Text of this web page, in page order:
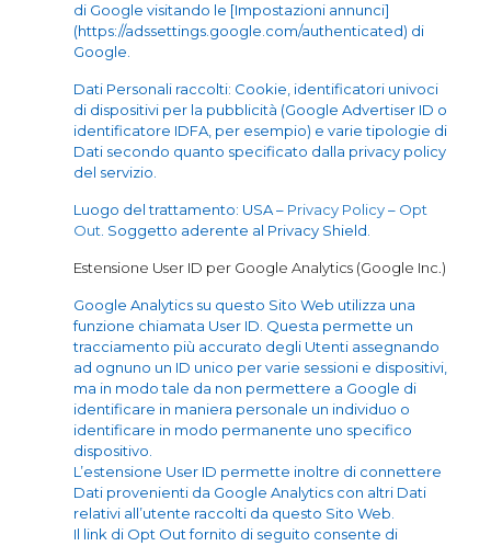
di Google visitando le [Impostazioni annunci]
(https://adssettings.google.com/authenticated) di
Google.
Dati Personali raccolti: Cookie, identificatori univoci
di dispositivi per la pubblicità (Google Advertiser ID o
identificatore IDFA, per esempio) e varie tipologie di
Dati secondo quanto specificato dalla privacy policy
del servizio.
Luogo del trattamento: USA – Privacy Policy– Opt
Out . Soggetto aderente al Privacy Shield.
Estensione User ID per Google Analytics (Google Inc.)
Google Analytics su questo Sito Web utilizza una
funzione chiamata User ID. Questa permette un
tracciamento più accurato degli Utenti assegnando
ad ognuno un ID unico per varie sessioni e dispositivi,
ma in modo tale da non permettere a Google di
identificare in maniera personale un individuo o
identificare in modo permanente uno specifico
dispositivo.
L’estensione User ID permette inoltre di connettere
Dati provenienti da Google Analytics con altri Dati
relativi all’utente raccolti da questo Sito Web.
Il link di Opt Out fornito di seguito consente di